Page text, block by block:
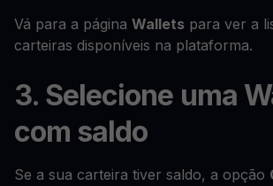
Vá para a página Wallets para ver a
carteiras disponíveis na plataforma.
3. Selecione uma
com saldo
Se a sua carteira tiver saldo, a opção